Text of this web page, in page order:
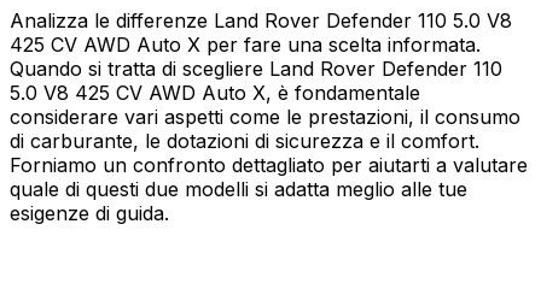
Analizza le differenze Land Rover Defender 110 5.0 V8
425 CV AWD Auto X per fare una scelta informata.
Quando si tratta di scegliere Land Rover Defender 110
5.0 V8 425 CV AWD Auto X, è fondamentale
considerare vari aspetti come le prestazioni, il consumo
di carburante, le dotazioni di sicurezza e il comfort.
Forniamo un confronto dettagliato per aiutarti a valutare
quale di questi due modelli si adatta meglio alle tue
esigenze di guida.